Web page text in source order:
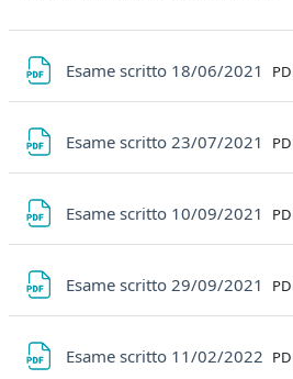
Esame scritto 18/06/2021 File
Esame scritto 23/07/2021 File
Esame scritto 10/09/2021 File
Esame scritto 29/09/2021 File
Esame scritto 11/02/2022 File